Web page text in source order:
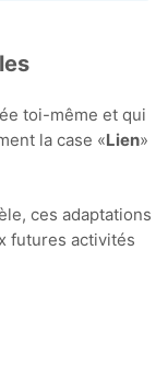
toi-même et qui
la case «Lien»
ces adaptations
futures activités